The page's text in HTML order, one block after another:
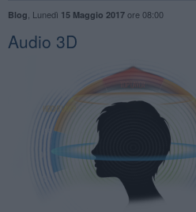
Blog Lunedì 15 Maggio 2017ore 08:00
Audio 3D